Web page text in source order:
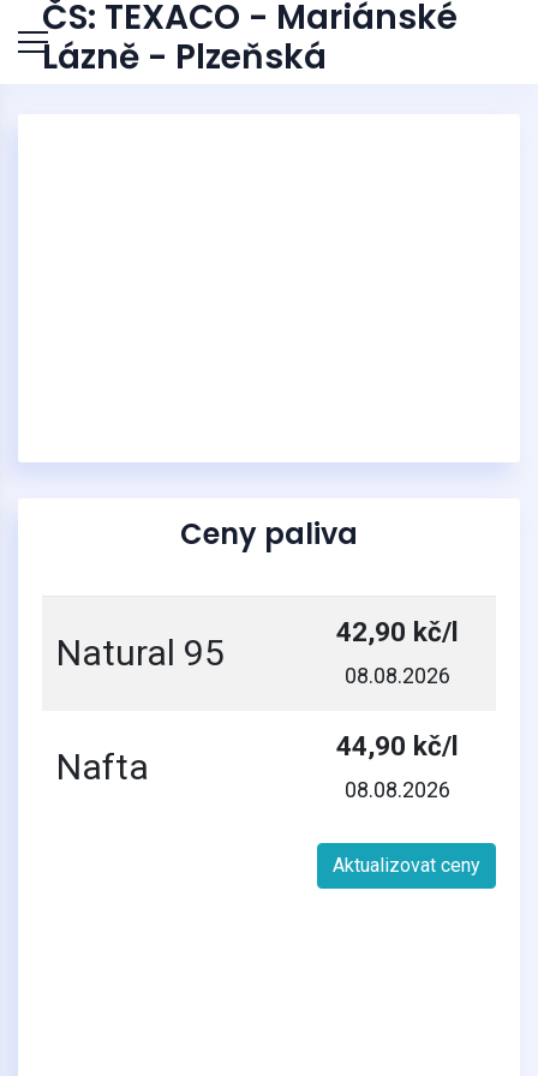
ČS: TEXACO - Mariánské
Lázně - Plzeňská
Ceny paliva
Natural 95 42,90 kč/l
08.08.2026
Nafta 44,90 kč/l
08.08.2026
Aktualizovat ceny